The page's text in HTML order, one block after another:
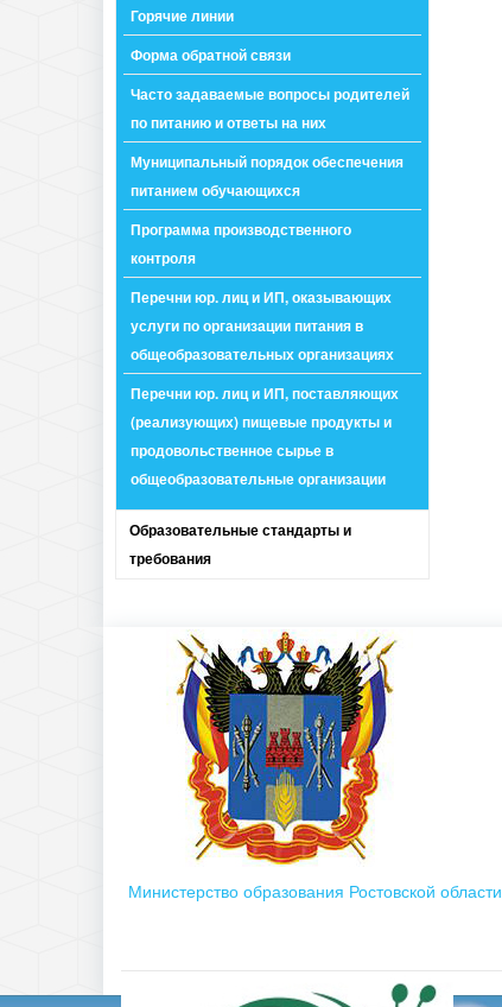
Горячие линии
Форма обратной связи
Часто задаваемые вопросы родителей
по питанию и ответы на них
Муниципальный порядок обеспечения
питанием обучающихся
Программа производственного
контроля
Перечни юр. лиц и ИП, оказывающих
услуги по организации питания в
общеобразовательных организациях
Перечни юр. лиц и ИП, поставляющих
(реализующих) пищевые продукты и
продовольственное сырье в
общеобразовательные организации
Образовательные стандарты и
требования
Министерство образования Ростовской области